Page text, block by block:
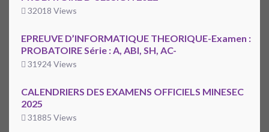
32018 Views
EPREUVE D’INFORMATIQUE THEORIQUE-Examen :
PROBATOIRE Série : A, ABI, SH, AC-
31924 Views
CALENDRIERS DES EXAMENS OFFICIELS MINESEC
2025
31885 Views